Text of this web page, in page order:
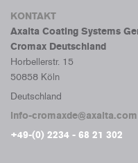
KONTAKT
Axalta Coating Systems
Cromax Deutschland
Horbellerstr. 15
50858 Köln
Deutschland
info-cromaxde@axalta.com
+49-(0) 2234 - 68 21 302